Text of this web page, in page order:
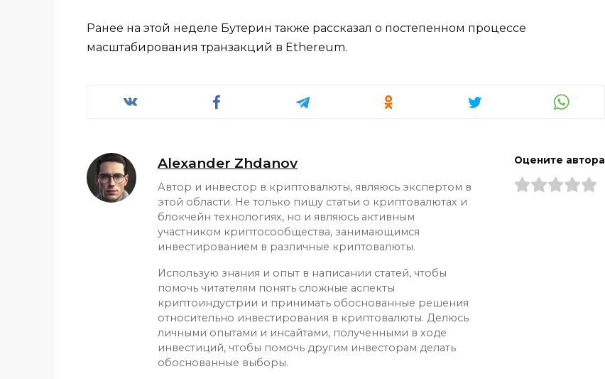
Ранее на этой неделе Бутерин также рассказал о постепенном процессе
масштабирования транзакций в Ethereum.
Alexander Zhdanov
Автор и инвестор в криптовалюты, являюсь экспертом в
этой области. Не только пишу статьи о криптовалютах и
блокчейн технологиях, но и являюсь активным
участником криптосообщества, занимающимся
инвестированием в различные криптовалюты.
Использую знания и опыт в написании статей, чтобы
помочь читателям понять сложные аспекты
криптоиндустрии и принимать обоснованные решения
относительно инвестирования в криптовалюты. Делюсь
личными опытами и инсайтами, полученными в ходе
инвестиций, чтобы помочь другим инвесторам делать
обоснованные выборы.
Оцените автора